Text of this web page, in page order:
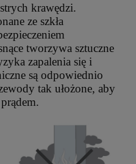
krawędzi.
ze szkła
tworzywa sztuczne
zapalenia się i
są odpowiednio
tak ułożone, aby